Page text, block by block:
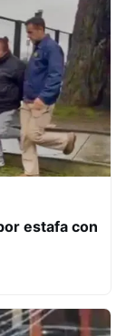
estafa con